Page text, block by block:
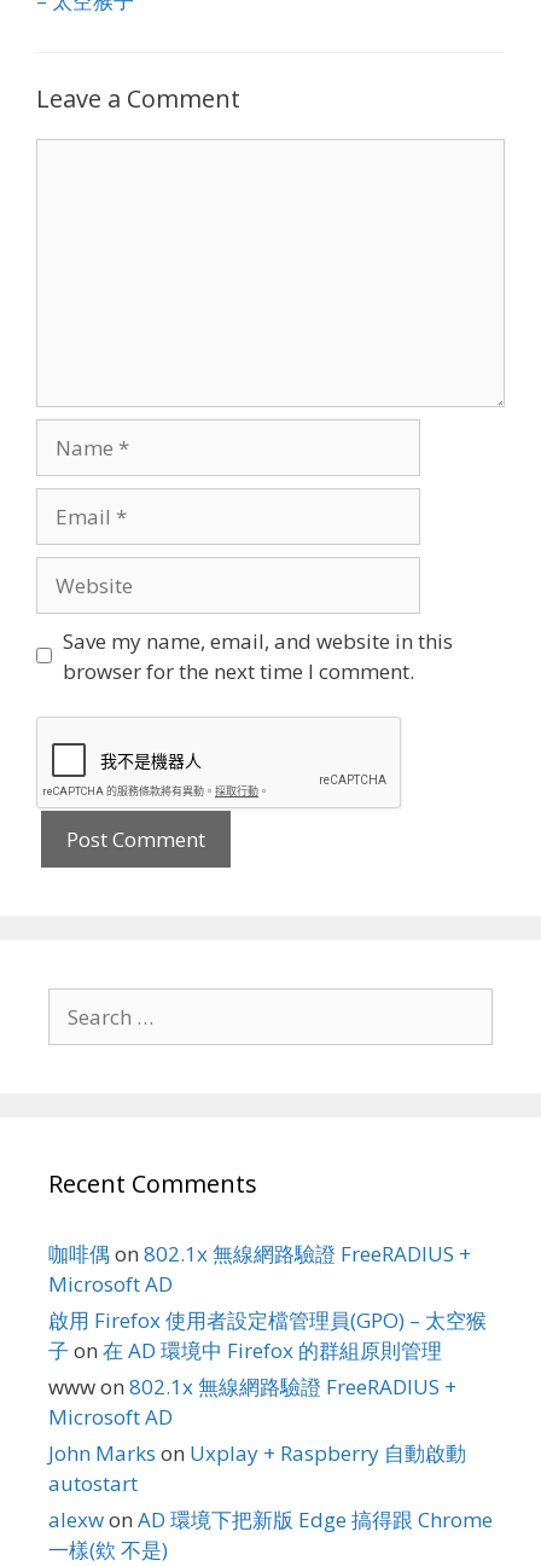
Leave a Comment
Save my name, email, and website in this
browser for the next time I comment.
for:
Recent Comments
咖啡偶 on 802.1x 無線網路驗證 FreeRADIUS +
Microsoft AD
啟用 Firefox 使用者設定檔管理員(GPO) – 太空猴
子 on 在 AD 環境中 Firefox 的群組原則管理
wwwon 802.1x 無線網路驗證 FreeRADIUS +
Microsoft AD
John Marks on Uxplay + Raspberry 自動啟動
autostart
alexwon AD 環境下把新版 Edge 搞得跟 Chrome
一樣(欸 不是)